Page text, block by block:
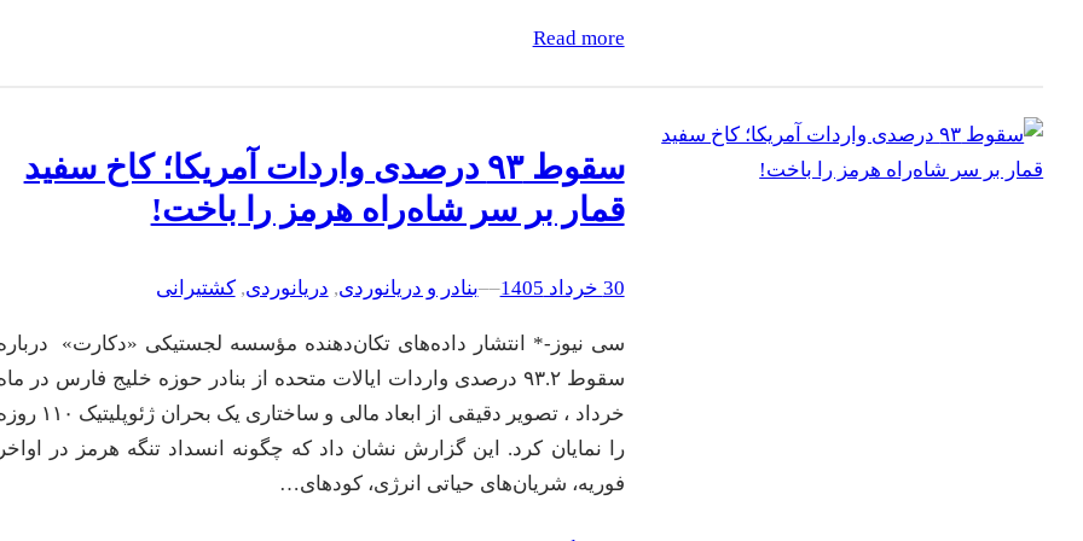
Read more
سقوط ۹۳ درصدی واردات آمریکا؛ کاخ سفید
قمار بر سر شاه‌راه هرمز را باخت!
30 خرداد 1405 –
–بنادر و دریانوردی, دریانوردی, کشتیرانی
سی نیوز-* انتشار داده‌های تکان‌دهنده مؤسسه لجستیکی «دکارت»
سقوط ۹۳.۲ درصدی واردات ایالات متحده از بنادر حوزه خلیج فارس در
خرداد ، تصویر دقیقی از ابعاد مالی و ساختاری یک بحران
را نمایان کرد. این گزارش نشان داد که چگونه انسداد تنگه هرمز در اواخر
فوریه، شریان‌های حیاتی انرژی، کودهای…